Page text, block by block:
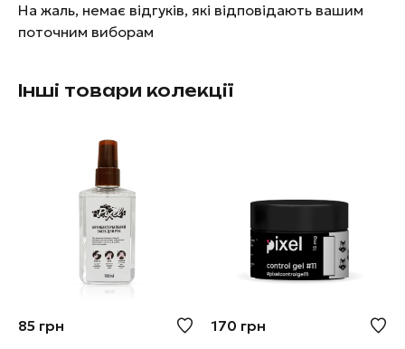
На жаль, немає відгуків, які відповідають вашим
поточним виборам
Інші товари колекції
85 грн 170 грн